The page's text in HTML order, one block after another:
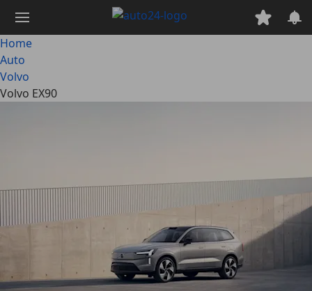
contenuto
principale
Home
Auto
Volvo
Volvo EX90